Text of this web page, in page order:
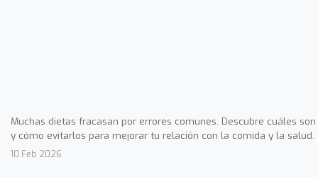
Muchas dietas fracasan por errores comunes. Descubre cuáles son
y cómo evitarlos para mejorar tu relación con la comida y la salud.
10 Feb 2026